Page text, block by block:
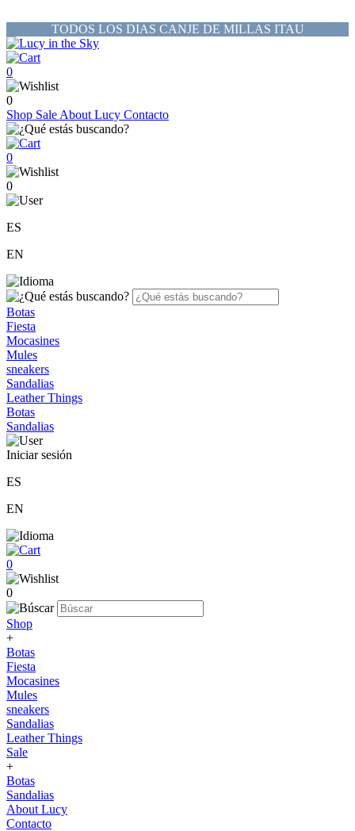
TODOS LOS DIAS CANJE DE MILLAS ITAU
0
0
Shop Sale About Lucy Contacto
0
0
ES
EN
Botas
Fiesta
Mocasines
Mules
sneakers
Sandalias
Leather Things
Botas
Sandalias
Iniciar sesión
ES
EN
0
0
Shop
+
Botas
Fiesta
Mocasines
Mules
sneakers
Sandalias
Leather Things
Sale
+
Botas
Sandalias
About Lucy
Contacto